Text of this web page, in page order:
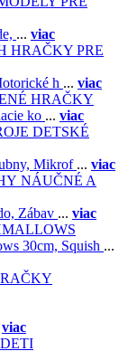
... viac
HRAČKY PRE
h ... viac
HRAČKY
ko ... viac
DETSKÉ
Mikrof ... viac
NÁUČNÉ A
Zábav ... viac
30cm, Squish ...
viac